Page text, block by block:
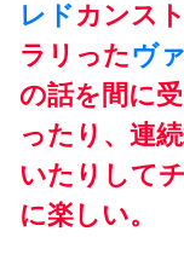
レドカンス
ラリったヴ
の話を間に
ったり、連
いたりして
に楽しい。